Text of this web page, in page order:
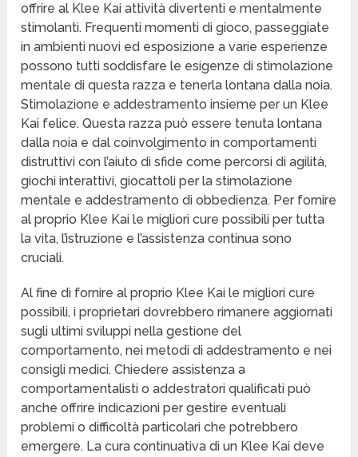
offrire al Klee Kai attività divertenti e mentalmente
stimolanti. Frequenti momenti di gioco, passeggiate
in ambienti nuovi ed esposizione a varie esperienze
possono tutti soddisfare le esigenze di stimolazione
mentale di questa razza e tenerla lontana dalla noia.
Stimolazione e addestramento insieme per un Klee
Kai felice. Questa razza può essere tenuta lontana
dalla noia e dal coinvolgimento in comportamenti
distruttivi con l’aiuto di sfide come percorsi di agilità,
giochi interattivi, giocattoli per la stimolazione
mentale e addestramento di obbedienza. Per fornire
al proprio Klee Kai le migliori cure possibili per tutta
la vita, l’istruzione e l’assistenza continua sono
cruciali.
Al fine di fornire al proprio Klee Kai le migliori cure
possibili, i proprietari dovrebbero rimanere aggiornati
sugli ultimi sviluppi nella gestione del
comportamento, nei metodi di addestramento e nei
consigli medici. Chiedere assistenza a
comportamentalisti o addestratori qualificati può
anche offrire indicazioni per gestire eventuali
problemi o difficoltà particolari che potrebbero
emergere. La cura continuativa di un Klee Kai deve